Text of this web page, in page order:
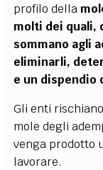
profilo della
molti dei quali,
sommano agli
eliminarli,
e un
Gli enti rischiano
mole degli
venga prodotto
lavorare.